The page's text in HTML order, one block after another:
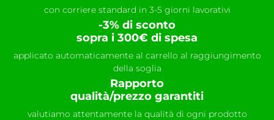
con corriere standard in 3-5 giorni lavorativi
-3% di sconto
sopra i 300€ di spesa
applicato automaticamente al carrello al raggiungimento
della soglia
Rapporto
qualità/prezzo garantiti
valutiamo attentamente la qualità di ogni prodotto